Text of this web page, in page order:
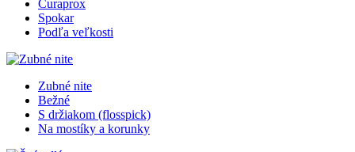
Curaprox
Spokar
Podľa veľkosti
Zubné nite
Bežné
S držiakom (flosspick)
Na mostíky a korunky